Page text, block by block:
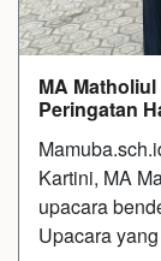
MA
Peringatan
Kartini, MA
upacara
Upacara